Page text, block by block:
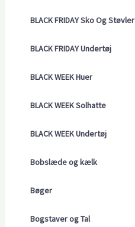
BLACK FRIDAY Sko Og Støvler
BLACK FRIDAY Undertøj
BLACK WEEK Huer
BLACK WEEK Solhatte
BLACK WEEK Undertøj
Bobslæde og kælk
Bøger
Bogstaver og Tal